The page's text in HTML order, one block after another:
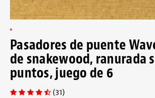
Pasadores de puente
de snakewood, ranurada
puntos, juego de 6
(31)